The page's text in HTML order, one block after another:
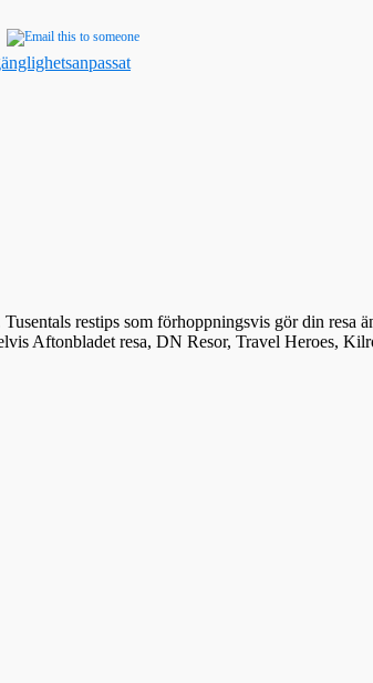
restips som förhoppningsvis gör din
Aftonbladet resa, DN Resor, Travel Heroes,